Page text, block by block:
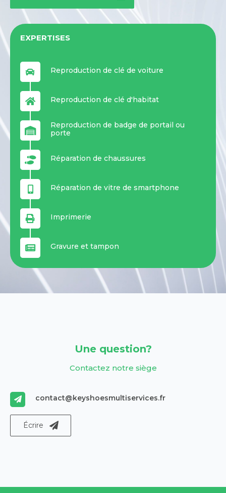
EXPERTISES
Reproduction de clé de voiture
Reproduction de clé d'habitat
Reproduction de badge de portail ou
porte
Réparation de chaussures
Réparation de vitre de smartphone
Imprimerie
Gravure et tampon
Une question?
Contactez notre siège
contact@keyshoesmultiservices.fr
Écrire